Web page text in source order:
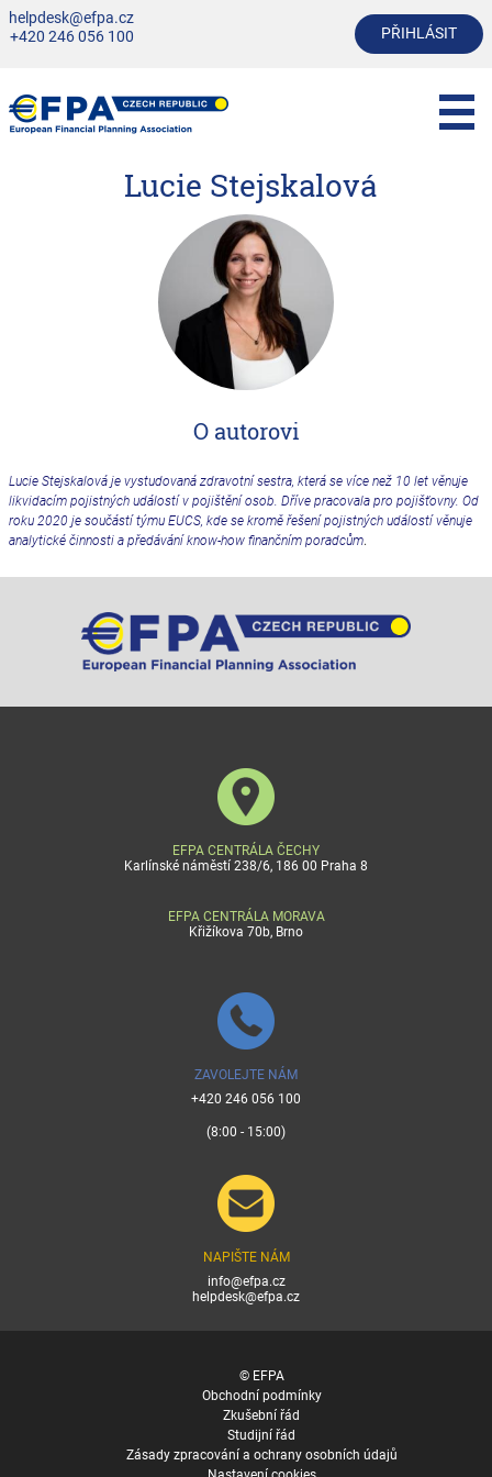
helpdesk@efpa.cz
+420 246 056 100
PŘIHLÁSIT
Lucie Stejskalová
O autorovi
Lucie Stejskalová je vystudovaná zdravotní sestra, která se více než 10 let věnuje
likvidacím pojistných událostí v pojištění osob. Dříve pracovala pro pojišťovny. Od
roku 2020 je součástí týmu EUCS, kde se kromě řešení pojistných událostí věnuje
analytické činnosti a předávání know-how finančním poradcům.
EFPA CENTRÁLA ČECHY
Karlínské náměstí 238/6, 186 00 Praha 8
EFPA CENTRÁLA MORAVA
Křižíkova 70b, Brno
ZAVOLEJTE NÁM
+420 246 056 100
(8:00 - 15:00)
NAPIŠTE NÁM
info@efpa.cz
helpdesk@efpa.cz
© EFPA
Obchodní podmínky
Zkušební řád
Studijní řád
Zásady zpracování a ochrany osobních údajů